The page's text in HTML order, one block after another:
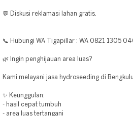
💬 Diskusi reklamasi lahan gratis.
📞 Hubungi WA Tigapillar : WA 0821 1305
🌿 Ingin penghijauan area luas?
Kami melayani jasa hydroseeding di Bengkulu.
✨ Keunggulan:
- hasil cepat tumbuh
- area luas tertangani